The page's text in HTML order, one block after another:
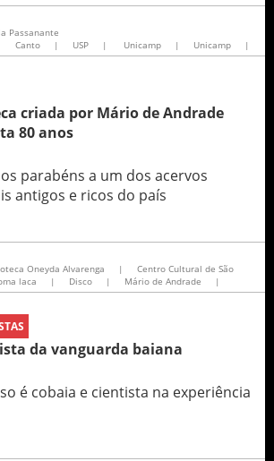
Passanante
Canto | USP | Unicamp | Unicamp |
criada por Mário de Andrade
80 anos
parabéns a um dos acervos
antigos e ricos do país
Oneyda Alvarenga |
Centro Cultural de São
laca | Disco | Mário de Andrade |
da vanguarda baiana
é cobaia e cientista na experiência